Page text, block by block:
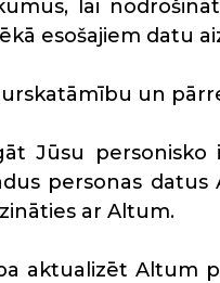
lai
esošajiem datu
un
Jūsu
personas
ar Altum.
aktualizēt Altum